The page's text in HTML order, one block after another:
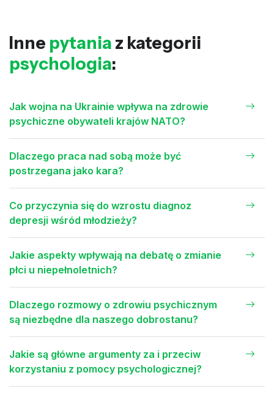
Inne pytania z kategorii
psychologia:
Jak wojna na Ukrainie wpływa na zdrowie
psychiczne obywateli krajów NATO?
Dlaczego praca nad sobą może być
postrzegana jako kara?
Co przyczynia się do wzrostu diagnoz
depresji wśród młodzieży?
Jakie aspekty wpływają na debatę o zmianie
płci u niepełnoletnich?
Dlaczego rozmowy o zdrowiu psychicznym
są niezbędne dla naszego dobrostanu?
Jakie są główne argumenty za i przeciw
korzystaniu z pomocy psychologicznej?